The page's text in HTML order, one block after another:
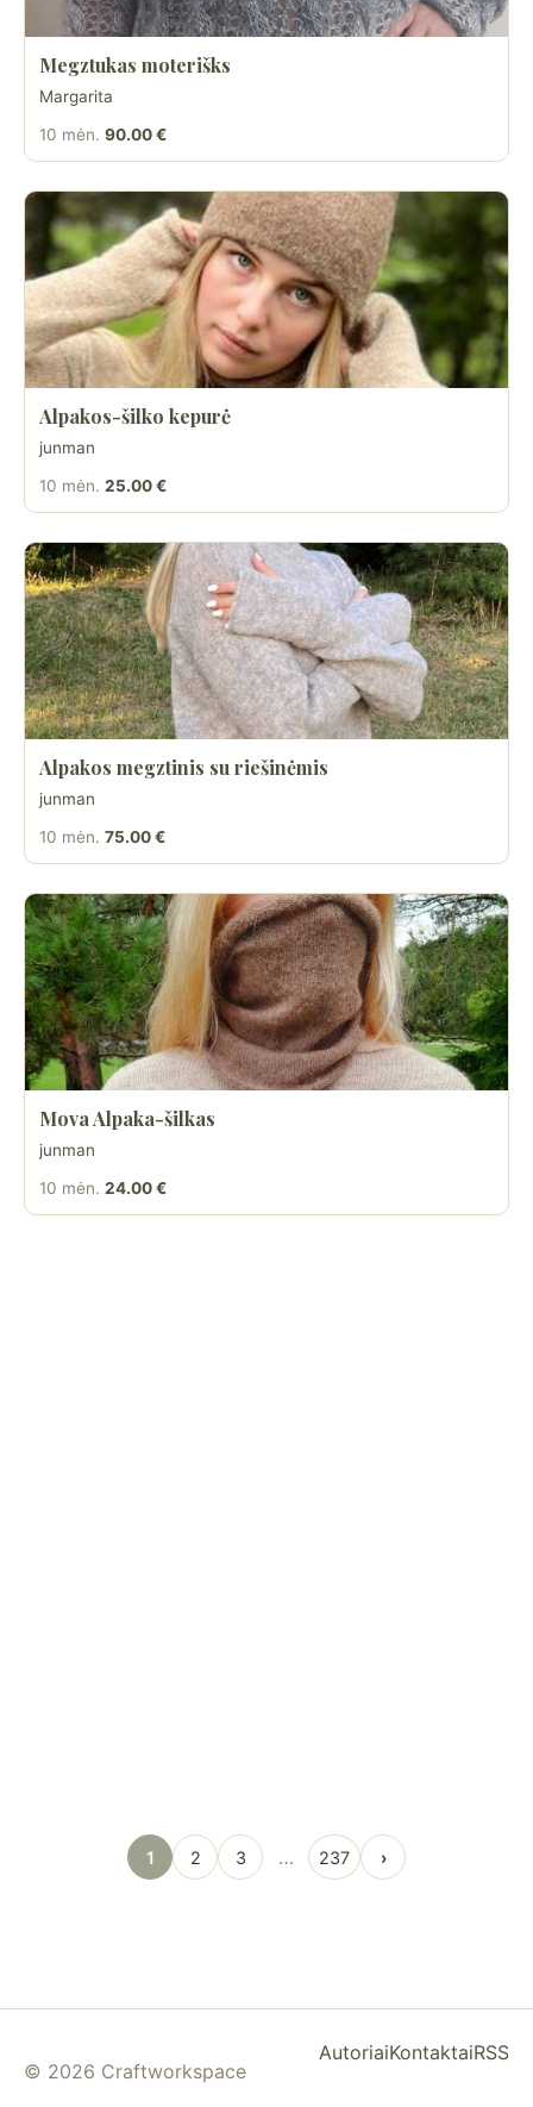
Megztukas moterišks
Margarita
10 mėn. 90.00 €
Alpakos-šilko kepurė
junman
10 mėn. 25.00 €
Alpakos megztinis su riešinėmis
junman
10 mėn. 75.00 €
Mova Alpaka-šilkas
junman
10 mėn. 24.00 €
1 2 3 … 237 ›
© 2026 Craftworkspace
AutoriaiKontaktaiRSS